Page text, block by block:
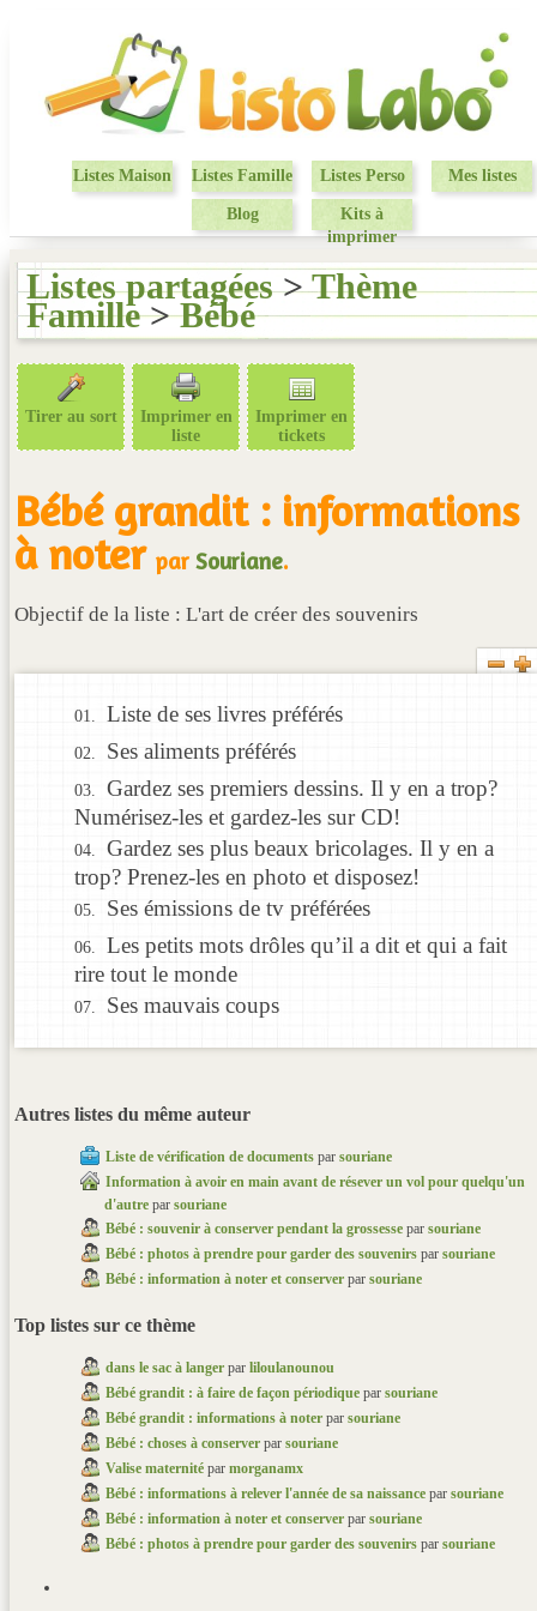
Listes Maison Listes Famille Listes Perso Mes listes
Blog
Kits à
imprimer
Listes partagées>Thème
Famille>Bébé
Tirer au sort
Imprimer en
liste
Imprimer en
tickets
Bébé grandit : informations
à noter par Souriane.
Objectif de la liste : L'art de créer des souvenirs
Liste de ses livres préférés
Ses aliments préférés
Gardez ses premiers dessins. Il y en a trop?
Numérisez-les et gardez-les sur CD!
Gardez ses plus beaux bricolages. Il y en a
trop? Prenez-les en photo et disposez!
Ses émissions de tv préférées
Les petits mots drôles qu’il a dit et qui a fait
rire tout le monde
Ses mauvais coups
Autres listes du même auteur
Liste de vérification de documents par souriane
Information à avoir en main avant de résever un vol pour quelqu'un
d'autre par souriane
Bébé : souvenir à conserver pendant la grossesse par souriane
Bébé : photos à prendre pour garder des souvenirs par souriane
Bébé : information à noter et conserver par souriane
Top listes sur ce thème
dans le sac à langer par liloulanounou
Bébé grandit : à faire de façon périodique par souriane
Bébé grandit : informations à noter par souriane
Bébé : choses à conserver par souriane
Valise maternité par morganamx
Bébé : informations à relever l'année de sa naissance par souriane
Bébé : information à noter et conserver par souriane
Bébé : photos à prendre pour garder des souvenirs par souriane